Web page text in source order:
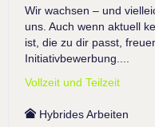
Wir wachsen – und
uns. Auch wenn aktuell
ist, die zu dir passt,
Initiativbewerbung....
Vollzeit und Teilzeit
Hybrides Arbeiten